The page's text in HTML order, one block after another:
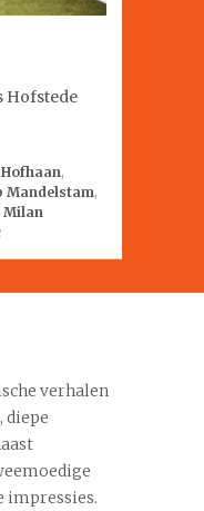
Hofstede
Hofhaan,
Mandelstam,
Milan
verhalen
diepe
impressies.